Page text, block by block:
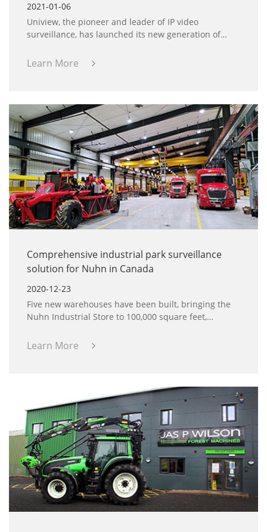
2021-01-06
Uniview, the pioneer and leader of IP video
surveillance, has launched its new generation of
conventional intrusion prevention products always
Learn More
Comprehensive industrial park surveillance
solution for Nuhn in Canada
2020-12-23
Five new warehouses have been built, bringing the
Nuhn Industrial Store to 100,000 square feet,
surveillance systems to ensure the safety of daily
Learn More